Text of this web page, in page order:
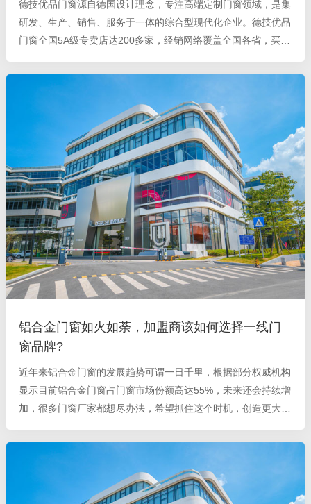
德技优品门窗源自德国设计理念，专注高端定制门窗领域，是集
研发、生产、销售、服务于一体的综合型现代化企业。德技优品
门窗全国5A级专卖店达200多家，经销网络覆盖全国各省，买得
计风格，全面的 随着人
铝合金门窗如火如荼，加盟商该如何选择一线门
窗品牌?
近年来铝合金门窗的发展趋势可谓一日千里，根据部分权威机构
显示目前铝合金门窗占门窗市场份额高达55%，未来还会持续增
加，很多门窗厂家都想尽办法，希望抓住这个时机，创造更大的
窗领域已经有着20年的研发